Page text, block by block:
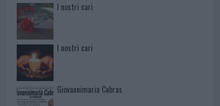
I nostri cari
I nostri cari
Giovannimaria Cabras